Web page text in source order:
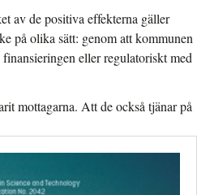
av de positiva effekterna gäller
på olika sätt: genom att kommunen
eller regulatoriskt med
mottagarna. Att de också tjänar på